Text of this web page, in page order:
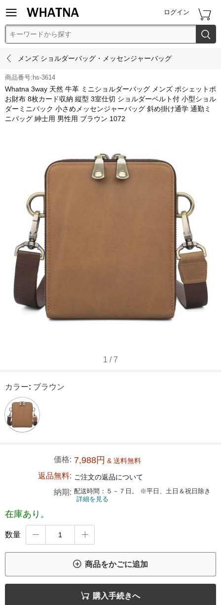
 ログイン 

 メンズ ショルダーバッグ・メッセンジャーバッグ
商品番号:hs-3614
Whatna 3way 天然 牛革 ミニショルダーバッグ メンズ ポシェットポ
お財布 8枚カード収納 縦型 3室仕切 ショルダーベルト付 小型ショル
ダーミニバック 小さめメッセンジャーバッグ 斜め掛け通学 通勤ミ
ニバッグ 紳士用 男性用 ブラウン 1072
1 /7
カラー: ブラウン
価格: 7,988円 & 送料無料
返品無料: ご注文の返品について
納期: 配送時間：５－７日。 ※平日、土日＆祝日除き
詳細を見る
在庫あり。
数量  
 商品をかごに追加
 購入手続きへ